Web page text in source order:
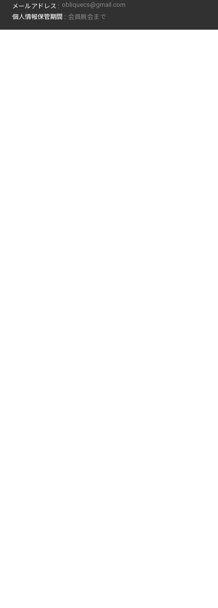
メールアドレス : obliquecs@gmail.com
個人情報保管期間 : 会員脱会まで